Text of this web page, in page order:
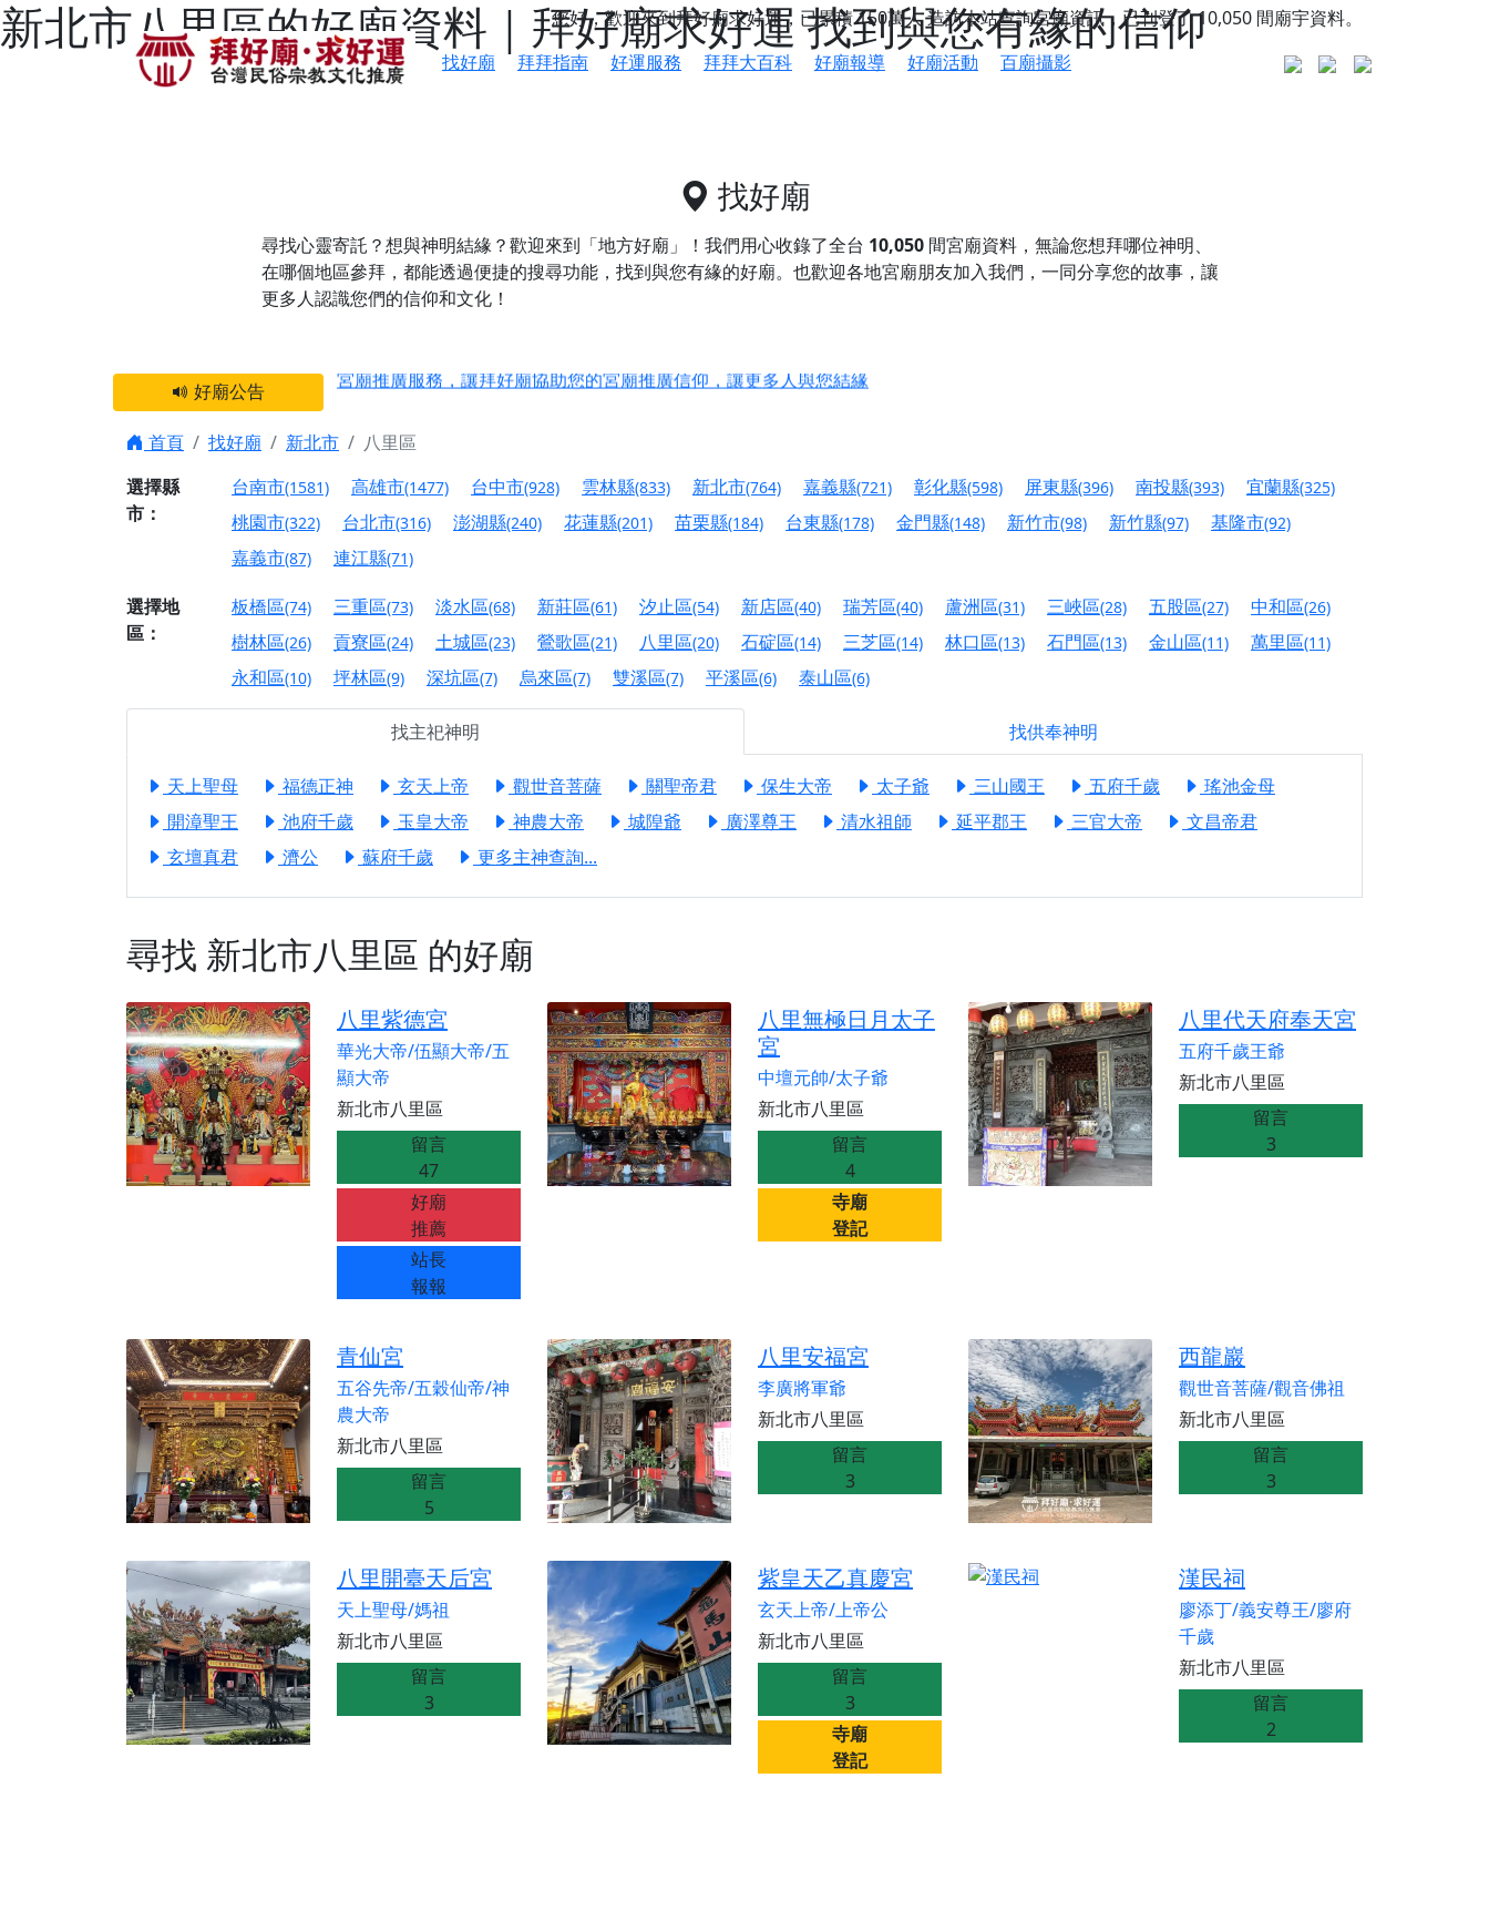
新北市八里區的好廟資料｜拜好廟求好運 找到與您有緣的信仰
您好，歡迎來到拜好廟求好運，已累積150萬人造訪本站查詢宮廟資訊，已刊登了10,050 間廟宇資料。
找好廟
拜拜指南 好運服務 拜拜大百科 好廟報導 好廟活動 百廟攝影
找好廟
尋找心靈寄託？想與神明結緣？歡迎來到「地方好廟」！我們用心收錄了全台 10,050 間宮廟資料，無論您想拜哪位神明、
在哪個地區參拜，都能透過便捷的搜尋功能，找到與您有緣的好廟。 也歡迎各地宮廟朋友加入我們，一同分享您的故事，讓
更多人認識您們的信仰和文化！
好廟公告
宮廟推廣服務，讓拜好廟協助您的宮廟推廣信仰，讓更多人與您結緣
之旅」！
【屏東縣獅子鄉 楓港清華山聖天宮】驪山母娘聖誕暨中元普渡大法會，誠邀十方善信大德，一同回到母娘慈悲座前，祈福納祥、慎
終追遠、廣植福田
【桃園市 桃園蓮華寺】盂蘭盆中元報恩法會，這場法會不只是超薦與普渡，更是一份對祖先的感恩、對親人的思念，也是為家人祈
下善緣。
【桃園慈善宮(天公廟)】中元普渡交給專業的來，省時省力又積福！「玉皇大帝 大天尊」 親自坐鎮主法！幫你累積的功德福報自然
是「超級加倍」！
【台北北投 福慶宮】慶讚中元普渡法會，誠摯邀請十方善信大德，一同回到北投土地公埔，祈願闔家平安、地方祥和、福運綿長。
【桃園龜山 慈恩宮】瑤池金母聖誕祝壽盛典，邀請十方善信大德蒞臨參香祝壽，同沐母娘慈光，共祈平安吉祥
【桃園龜山 慈恩宮】丙午年慶讚中元普渡法會，正是讓我們用善念與功德，迴向冥陽兩利、闔家平安的殊勝因緣。
【新北八里 紫德宮】丙午年中元普渡讚普超薦法會，普施眾生・慎終追遠・廣植福田
【新北八里 紫德宮】父親節奉茶感恩活動，一杯茶，一份心意；一句感謝，一生難忘。
【桃園新屋 深圳玄天宮】農曆七月擴大犒軍科儀，吉祥月不只有普渡祈福，也有一份感謝守護的虔誠心意
【桃園新屋 深圳玄天宮】七娘媽聖誕祝壽慶典，誠摯邀請十方善信大德攜家帶眷前來參香，共同向七娘媽祝壽祈福
【桃園慈善宮(天公廟)】虎爺元帥 開光大典，祈求虎爺神威護持，庇佑闔家平安、財運亨通、事業順遂、百邪退散。
歡迎友廟長官、小編加入我們LINE官方帳號，讓我們協助您的廟宇推廣。
歡迎信眾分享您前往廟宇的參拜體驗，推廣您的信仰
首頁 找好廟 新北市
八里區
選擇縣
市：
台南市(1581) 高雄市(1477) 台中市(928) 雲林縣(833) 新北市(764) 嘉義縣(721) 彰化縣(598) 屏東縣(396) 南投縣(393) 宜蘭縣(325)
桃園市(322) 台北市(316) 澎湖縣(240) 花蓮縣(201) 苗栗縣(184) 台東縣(178) 金門縣(148) 新竹市(98) 新竹縣(97) 基隆市(92)
嘉義市(87) 連江縣(71)
選擇地
區：
板橋區(74) 三重區(73) 淡水區(68) 新莊區(61) 汐止區(54) 新店區(40) 瑞芳區(40) 蘆洲區(31) 三峽區(28) 五股區(27) 中和區(26)
樹林區(26) 貢寮區(24) 土城區(23) 鶯歌區(21) 八里區(20) 石碇區(14) 三芝區(14) 林口區(13) 石門區(13) 金山區(11) 萬里區(11)
永和區(10) 坪林區(9) 深坑區(7) 烏來區(7) 雙溪區(7) 平溪區(6) 泰山區(6)
找主祀神明 找供奉神明
天上聖母 福德正神 玄天上帝 觀世音菩薩 關聖帝君 保生大帝 太子爺 三山國王 五府千歲
瑤池金母
開漳聖王
池府千歲 玉皇大帝 神農大帝 城隍爺 廣澤尊王 清水祖師 延平郡王 三官大帝
文昌帝君
玄壇真君
濟公 蘇府千歲 更多主神查詢...
尋找 新北市八里區 的好廟
八里紫德宮
華光大帝/伍顯大帝/五
顯大帝
新北市八里區
留言
47
好廟
推薦
站長
報報
八里無極日月太子
宮
中壇元帥/太子爺
新北市八里區
留言
4
寺廟
登記
八里代天府奉天宮
五府千歲王爺
新北市八里區
留言
3
青仙宮
五谷先帝/五穀仙帝/神
農大帝
新北市八里區
留言
5
八里安福宮
李廣將軍爺
新北市八里區
留言
3
西龍巖
觀世音菩薩/觀音佛祖
新北市八里區
留言
3
八里開臺天后宮
天上聖母/媽祖
新北市八里區
留言
3
紫皇天乙真慶宮
玄天上帝/上帝公
新北市八里區
留言
3
寺廟
登記
漢民祠
廖添丁/義安尊王/廖府
千歲
新北市八里區
留言
2